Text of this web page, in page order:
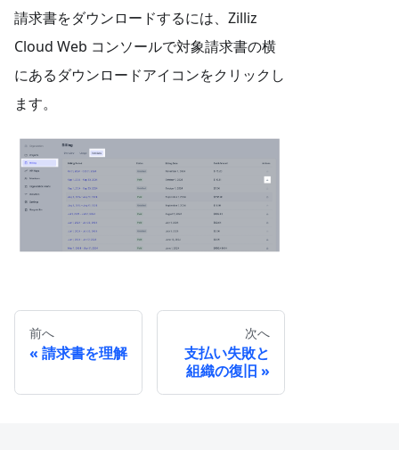
請求書をダウンロードするには、Zilliz
Cloud Web コンソールで対象請求書の横
にあるダウンロードアイコンをクリックし
ます。
前へ
請求書を理解
次へ
支払い失敗と
組織の復旧